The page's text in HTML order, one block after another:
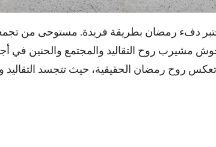
دفء رمضان بطريقة فريدة. مستوحى من
مشيرب روح التقاليد والمجتمع والحنين في
تعكس روح رمضان الحقيقية، حيث تتجسد التقاليد